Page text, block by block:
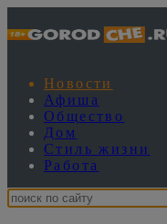
Новости
Афиша
Общество
Дом
Стиль жизни
Работа